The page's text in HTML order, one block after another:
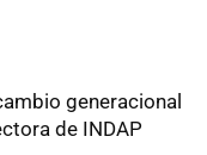
generacional
de INDAP